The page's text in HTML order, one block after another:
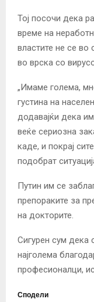
Тој посочи дека
време на
властите не се во
во врска со
„Имаме голема,
густина на
додавајќи дека
веќе сериозна
каде, и покрај
подобрат
Путин им се
препораките за
на докторите.
Сигурен сум дека
најголема
професионалци,
Сподели